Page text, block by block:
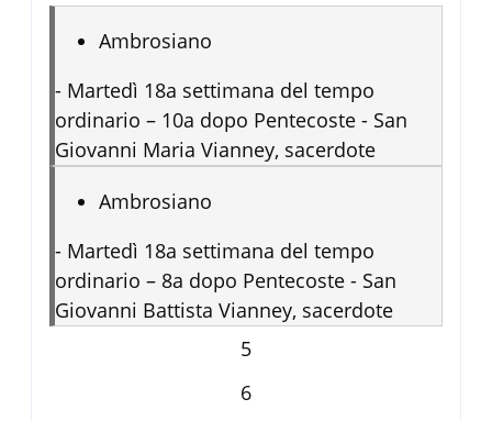
Ambrosiano
- Martedì 18a settimana del tempo
ordinario – 10a dopo Pentecoste - San
Giovanni Maria Vianney, sacerdote
Ambrosiano
- Martedì 18a settimana del tempo
ordinario – 8a dopo Pentecoste - San
Giovanni Battista Vianney, sacerdote
5
6